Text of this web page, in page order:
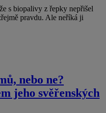
s biopalivy z řepky nepřišel
pravdu. Ale neříká ji
nebo ne?
jeho svěřenských